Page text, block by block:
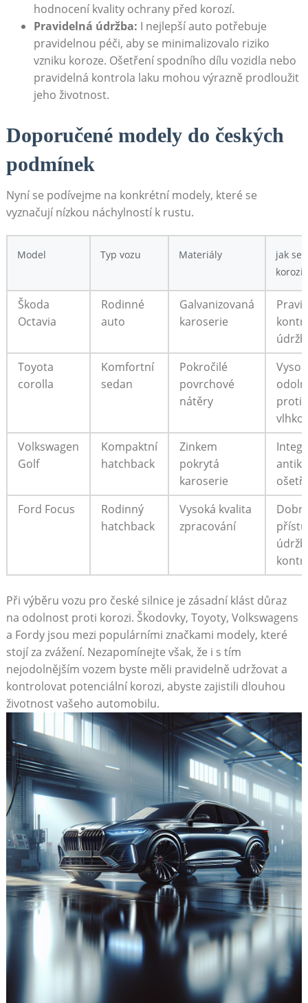
hodnocení kvality ochrany před korozí.
Pravidelná údržba: I nejlepší auto potřebuje
pravidelnou péči, aby se minimalizovalo riziko
vzniku koroze. Ošetření spodního dílu vozidla nebo
pravidelná kontrola laku mohou výrazně prodloužit
jeho životnost.
Doporučené modely do českých
podmínek
Nyní se podívejme na konkrétní modely, které se
vyznačují nízkou náchylností k rustu.
Model Typ vozu Materiály
jak se
korozi
Škoda
Octavia
Rodinné
auto
Galvanizovaná
karoserie
Toyota
corolla
Komfortní
sedan
Pokročilé
povrchové
nátěry
proti
Volkswagen
Golf
Kompaktní
hatchback
Zinkem
pokrytá
karoserie
Ford Focus
Rodinný
hatchback
Vysoká kvalita
zpracování
Dobrý
Při výběru vozu pro české silnice je zásadní klást důraz
na odolnost proti korozi. Škodovky, Toyoty, Volkswagens
a Fordy jsou mezi populárními značkami modely, které
stojí za zvážení. Nezapomínejte však, že i s tím
nejodolnějším vozem byste měli pravidelně udržovat a
kontrolovat potenciální korozi, abyste zajistili dlouhou
životnost vašeho automobilu.